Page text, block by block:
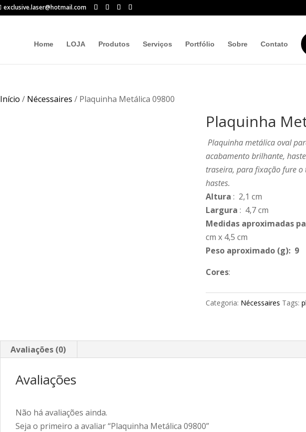
exclusive.laser@hotmail.com
Home LOJA Produtos Serviços Portfólio Sobre Contato
Início / Nécessaires / Plaquinha Metálica 09800
Plaquinha
Plaquinha metálica oval
acabamento brilhante,
traseira, para fixação fure o
hastes.
Altura : 2,1 cm
Largura : 4,7 cm
Medidas aproximadas
cm x 4,5 cm
Peso aproximado(g): 9
Cores:
Categoria: Nécessaires Tags:
Avaliações (0)
Avaliações
Não há avaliações ainda.
Seja o primeiro a avaliar “Plaquinha Metálica 09800”